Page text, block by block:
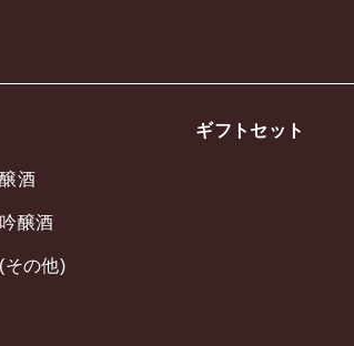
酒
醸酒
その他)
ギフトセット